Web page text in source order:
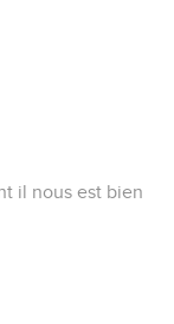
il nous est bien